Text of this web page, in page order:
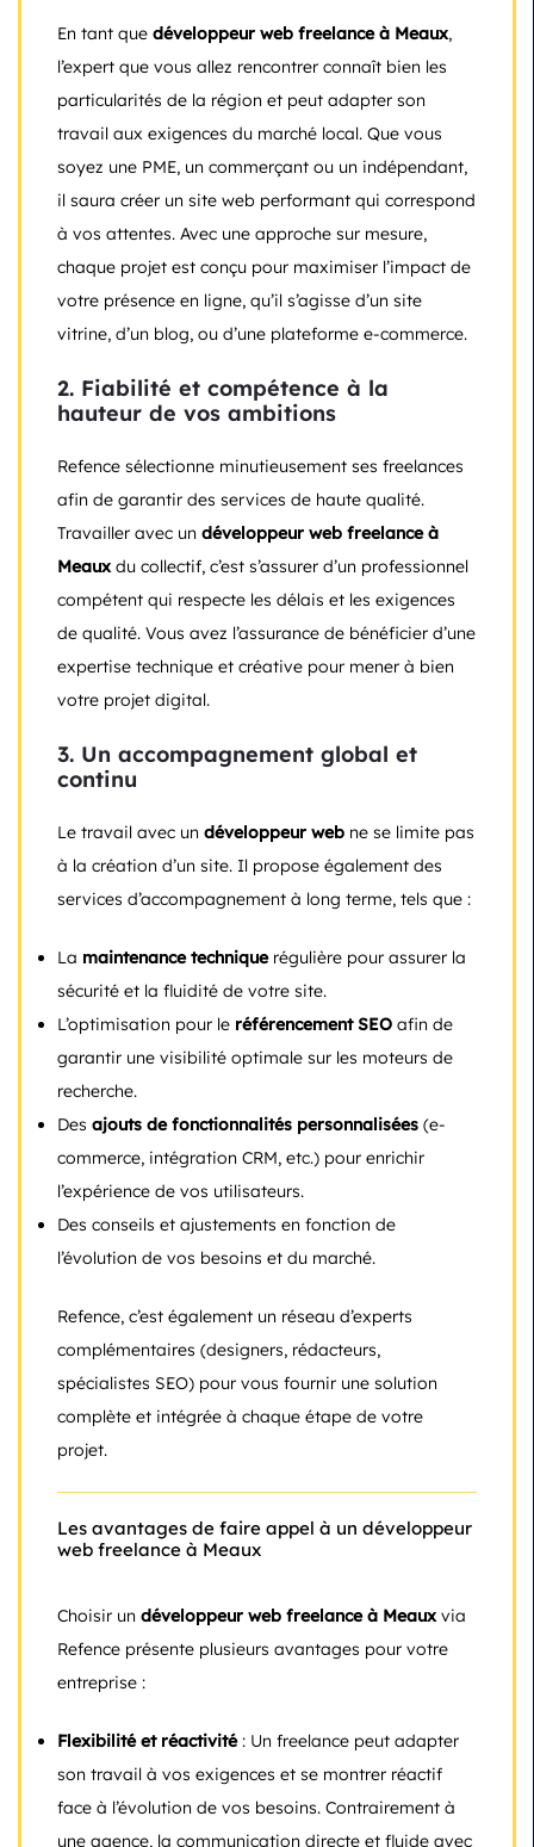
En tant que développeur web freelance à Meaux,
l’expert que vous allez rencontrer connaît bien les
particularités de la région et peut adapter son
travail aux exigences du marché local. Que vous
soyez une PME, un commerçant ou un indépendant,
il saura créer un site web performant qui correspond
à vos attentes. Avec une approche sur mesure,
chaque projet est conçu pour maximiser l’impact de
votre présence en ligne, qu’il s’agisse d’un site
vitrine, d’un blog, ou d’une plateforme e-commerce.
2. Fiabilité et compétence à la
hauteur de vos ambitions
Refence sélectionne minutieusement ses freelances
afin de garantir des services de haute qualité.
Travailler avec un développeur web freelance à
Meauxdu collectif, c’est s’assurer d’un professionnel
compétent qui respecte les délais et les exigences
de qualité. Vous avez l’assurance de bénéficier d’une
expertise technique et créative pour mener à bien
votre projet digital.
3. Un accompagnement global et
continu
Le travail avec un développeur web ne se limite pas
à la création d’un site. Il propose également des
services d’accompagnement à long terme, tels que :
La maintenance techniquerégulière pour assurer la
sécurité et la fluidité de votre site.
L’optimisation pour le référencement SEO afin de
garantir une visibilité optimale sur les moteurs de
recherche.
Des ajouts de fonctionnalités personnalisées (e-
commerce, intégration CRM, etc.) pour enrichir
l’expérience de vos utilisateurs.
Des conseils et ajustements en fonction de
l’évolution de vos besoins et du marché.
Refence, c’est également un réseau d’experts
complémentaires (designers, rédacteurs,
spécialistes SEO) pour vous fournir une solution
complète et intégrée à chaque étape de votre
projet.
Les avantages de faire appel à un développeur
web freelance à Meaux
Choisir un développeur web freelance à Meauxvia
Refence présente plusieurs avantages pour votre
entreprise :
Flexibilité et réactivité: Un freelance peut adapter
son travail à vos exigences et se montrer réactif
face à l’évolution de vos besoins. Contrairement à
une agence, la communication directe et fluide avec